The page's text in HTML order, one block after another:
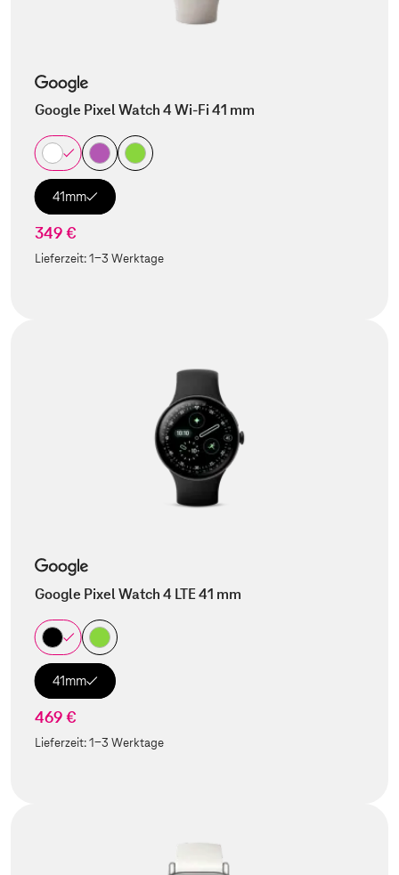
Google Pixel Watch 4 Wi-Fi 41 mm
41mm
349 €
Lieferzeit:1-3 Werktage
Google Pixel Watch 4 LTE 41 mm
41mm
469 €
Lieferzeit:1-3 Werktage